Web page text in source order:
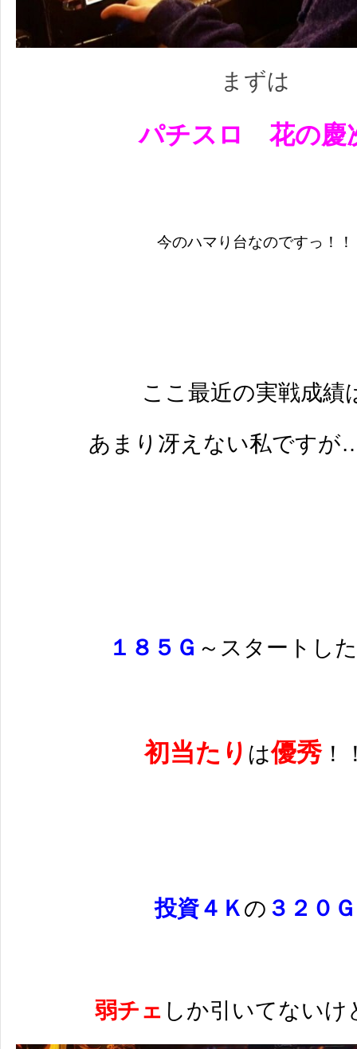
まずは
パチスロ 花の慶
今のハマり台なのですっ！！
ここ最近の実戦成績
あまり冴えない私です
１８５Ｇ ～スタートした
初当たり は優秀！
投資４Ｋの ３２０Ｇ
弱チェ しか引いてない